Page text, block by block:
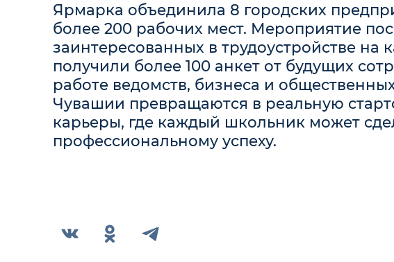
Ярмарка объединила 8 городских
более 200 рабочих мест. Мероприятие
заинтересованных в трудоустройстве на
получили более 100 анкет от будущих
работе ведомств, бизнеса и
Чувашии превращаются в реальную
карьеры, где каждый школьник может
профессиональному успеху.